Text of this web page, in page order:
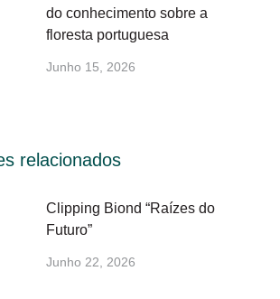
do conhecimento sobre a
floresta portuguesa
Junho 15, 2026
relacionados
Clipping Biond “Raízes do
Futuro”
Junho 22, 2026